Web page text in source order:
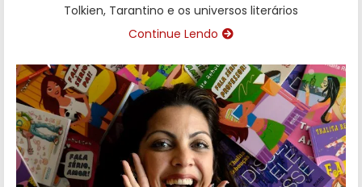
Tolkien, Tarantino e os universos literários
Continue Lendo